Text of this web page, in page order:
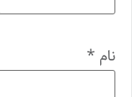
نام *